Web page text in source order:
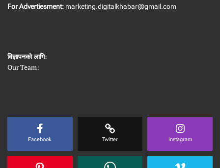
For Advertiesment: marketing.digitalkhabar@gmail.com
विज्ञापनको लागि:
Our Team:
Facebook Twitter Instagram